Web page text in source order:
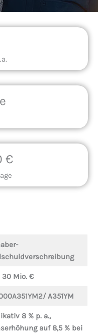
€
30 Mio. €
A351YM
8 % p. a.,
auf 8,5 % bei